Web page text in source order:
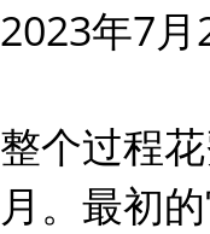
2023年7
整个过程
月。最初